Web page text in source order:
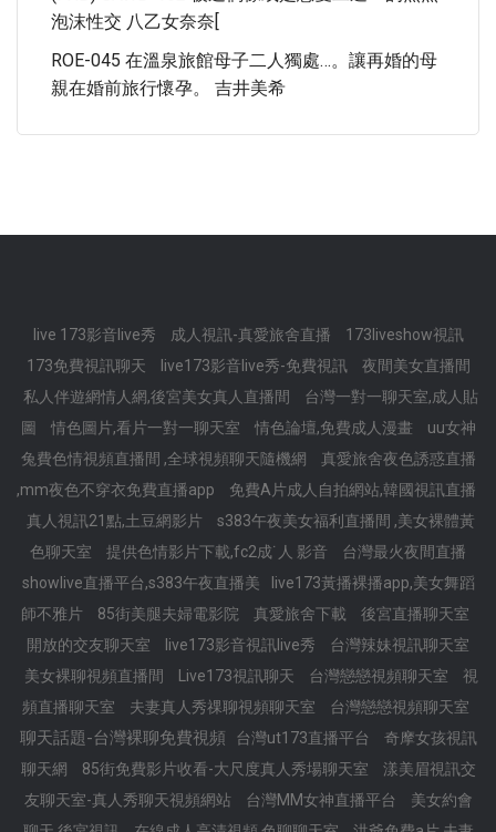
泡沫性交 八乙女奈奈[
ROE-045 在溫泉旅館母子二人獨處…。讓再婚的母
親在婚前旅行懷孕。 吉井美希
live 173影音live秀 成人視訊-真愛旅舍直播
173liveshow視訊
173免費視訊聊天
live173影音live秀-免費視訊
夜間美女直播間
私人伴遊網情人網,後宮美女真人直播間
台灣一對一聊天室,成人貼
圖
情色圖片,看片一對一聊天室 情色論壇,免費成人漫畫
uu女神
兔費色情視頻直播間 ,全球視頻聊天隨機網
真愛旅舍夜色誘惑直播
,mm夜色不穿衣免費直播app
免費A片成人自拍網站,韓國視訊直播
真人視訊21點,土豆網影片
s383午夜美女福利直播間 ,美女裸體黃
色聊天室
提供色情影片下載,fc2成˙人 影音
台灣最火夜間直播
showlive直播平台,s383午夜直播美
live173黃播裸播app,美女舞蹈
師不雅片
85街美腿夫婦電影院 真愛旅舍下載
後宮直播聊天室
開放的交友聊天室
live173影音視訊live秀
台灣辣妹視訊聊天室
美女裸聊視頻直播間
Live173視訊聊天 台灣戀戀視頻聊天室
視
頻直播聊天室
夫妻真人秀祼聊視頻聊天室 台灣戀戀視頻聊天室
聊天話題-台灣裸聊免費視頻 台灣ut173直播平台
奇摩女孩視訊
聊天網
85街免費影片收看-大尺度真人秀場聊天室
漾美眉視訊交
友聊天室-真人秀聊天視頻網站
台灣MM女神直播平台
美女約會